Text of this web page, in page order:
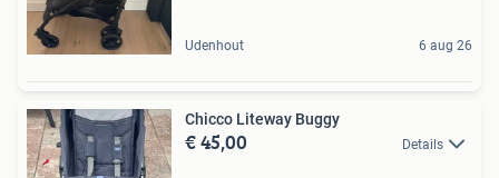
Udenhout 6 aug 26
Chicco Liteway Buggy
€ 45,00 Details